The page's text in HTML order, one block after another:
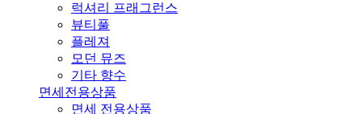
럭셔리 프래그런스
뷰티풀
플레져
모던 뮤즈
기타 향수
면세전용상품
면세 전용상품